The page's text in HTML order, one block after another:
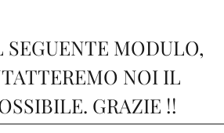
MODULO,
NOI IL
GRAZIE !!